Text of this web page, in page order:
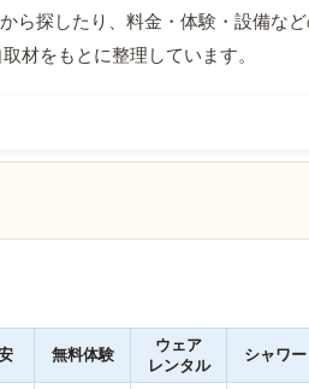
探したり、料金・体験・設備など
材をもとに整理しています。
無料体験
ウェア
レンタル
シャワー